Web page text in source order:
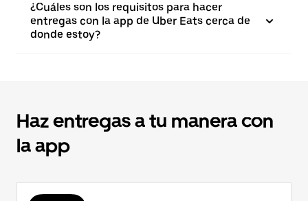
¿Cuáles son los requisitos para hacer
entregas con la app de Uber Eats cerca de
donde estoy?
Haz entregas a tu manera con
la app